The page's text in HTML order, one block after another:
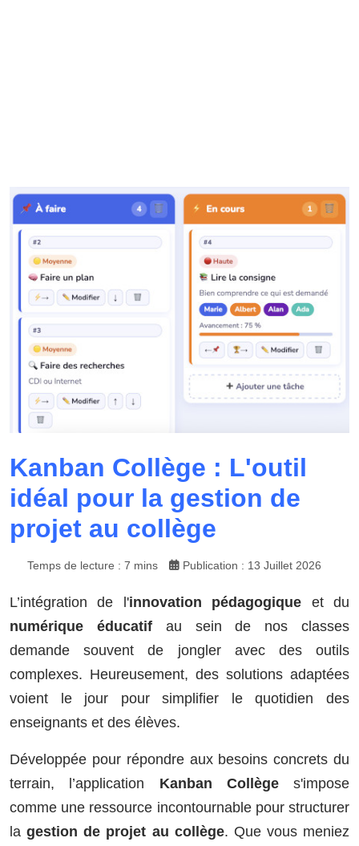
Kanban Collège : L'outil
idéal pour la gestion de
projet au collège
Temps de lecture : 7 mins Publication : 13 Juillet 2026
L’intégration de l'innovation pédagogique et du
numérique éducatifau sein de nos classes
demande souvent de jongler avec des outils
complexes. Heureusement, des solutions adaptées
voient le jour pour simplifier le quotidien des
enseignants et des élèves.
Développée pour répondre aux besoins concrets du
terrain, l’application Kanban Collèges'impose
comme une ressource incontournable pour structurer
lagestion de projet au collège. Que vous meniez